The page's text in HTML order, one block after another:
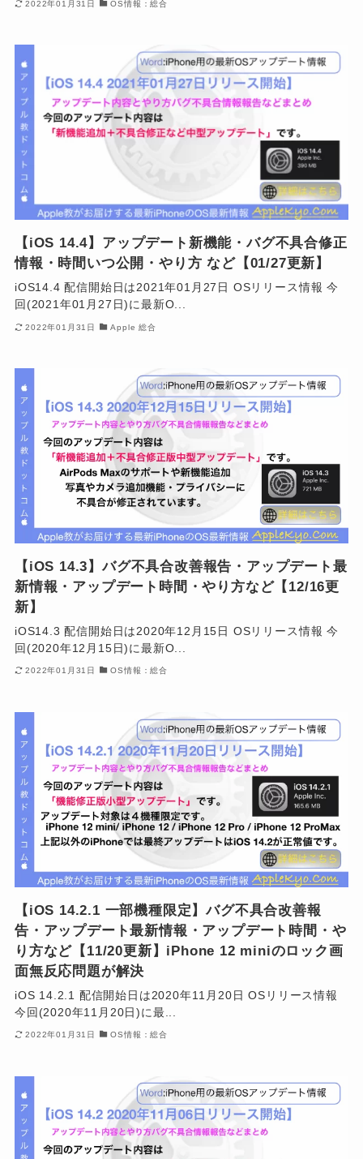
2022年01月31日 OS情報：総合
【iOS 14.4】アップデート新機能・バグ不具合修正
情報・時間いつ公開・やり方 など【01/27更新】
iOS14.4 配信開始日は2021年01月27日 OSリリース情報 今
回(2021年01月27日)に最新O...
2022年01月31日 Apple 総合
【iOS 14.3】バグ不具合改善報告・アップデート最
新情報・アップデート時間・やり方など【12/16更
新】
iOS14.3 配信開始日は2020年12月15日 OSリリース情報 今
回(2020年12月15日)に最新O...
2022年01月31日 OS情報：総合
【iOS 14.2.1 一部機種限定】バグ不具合改善報
告・アップデート最新情報・アップデート時間・や
り方など【11/20更新】iPhone 12 miniのロック画
面無反応問題が解決
iOS 14.2.1 配信開始日は2020年11月20日 OSリリース情報
今回(2020年11月20日)に最...
2022年01月31日 OS情報：総合